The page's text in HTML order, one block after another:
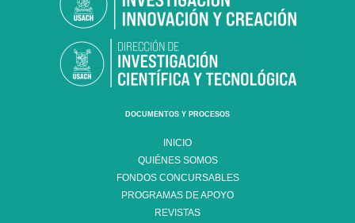
DOCUMENTOS Y PROCESOS
INICIO
QUIÉNES SOMOS
FONDOS CONCURSABLES
PROGRAMAS DE APOYO
REVISTAS